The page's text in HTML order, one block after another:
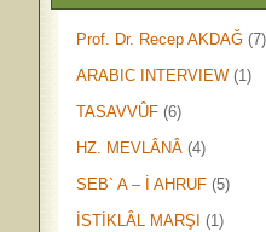
Prof. Dr. Recep AKDAĞ (7)
ARABIC INTERVIEW (1)
TASAVVÛF (6)
HZ. MEVLÂNÂ (4)
SEB` A – İ AHRUF (5)
İSTİKLÂL MARŞI (1)